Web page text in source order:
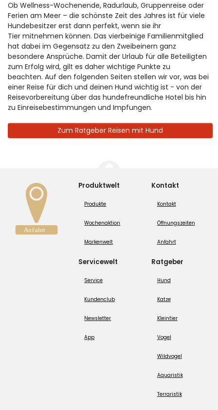
Ob Wellness-Wochenende, Radurlaub, Gruppenreise oder
Ferien am Meer – die schönste Zeit des Jahres ist für viele
Hundebesitzer erst dann perfekt, wenn sie ihr
Tier mitnehmen können. Das vierbeinige Familienmitglied
hat dabei im Gegensatz zu den Zweibeinern ganz
besondere Ansprüche. Damit der Urlaub für alle Beteiligten
zum Erfolg wird, gilt es daher wichtige Punkte zu
beachten. Auf den folgenden Seiten stellen wir vor, was bei
einer Reise für dich und deinen Hund wichtig ist - von der
Reisevorbereitung über das hundefreundliche Hotel bis hin
zu Einreisebestimmungen und Impfungen.
Zum Ratgeber Reisen mit Hund
Produktwelt
Produkte
Wochenaktion
Markenwelt
Servicewelt
Service
Kundenclub
Newsletter
App
Kontakt
Kontakt
Öffnungszeiten
Anfahrt
Ratgeber
Hund
Katze
Kleintier
Vogel
Wildvogel
Aquaristik
Terraristik